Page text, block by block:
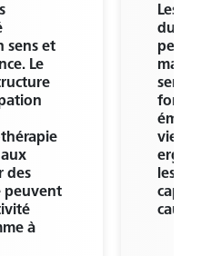
sens et
Le
des
peuvent
à
Les
du
vie
les
cause